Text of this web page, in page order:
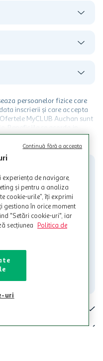
persoanelor fizice care
inscrierii și care accepta
MyCLUB Auchan sunt
data in perioada promotiei.
cu magazinele Auchan
indicate de Auchan si
Cardului in perioada in
in care sunt efectuate
de utilizarea al Cardului.
ne!
de navigare,
și pentru a analiza
cookie-urile”, îți exprimi
gestiona în orice moment
"Setări cookie-uri", iar
secțiunea
Politica de
uri
Continuă fără a accepta